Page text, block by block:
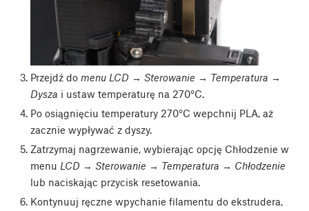
Przejdź do menu LCD → Sterowanie → Temperatura →
Dysza i ustaw temperaturę na 270°C.
Po osiągnięciu temperatury 270°C wepchnij PLA, aż
zacznie wypływać z dyszy.
Zatrzymaj nagrzewanie, wybierając opcję Chłodzenie w
menu LCD → Sterowanie → Temperatura → Chłodzenie
lub naciskając przycisk resetowania.
Kontynuuj ręczne wpychanie filamentu do ekstrudera,